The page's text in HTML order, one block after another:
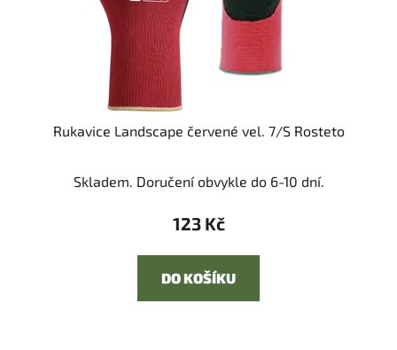
Rukavice Landscape červené vel. 7/S Rosteto
Skladem. Doručení obvykle do 6-10 dní.
123 Kč
DO KOŠÍKU